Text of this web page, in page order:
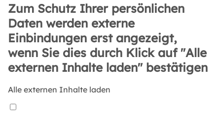
Zum Schutz Ihrer persönlichen
Daten werden externe
Einbindungen erst angezeigt,
wenn Sie dies durch Klick auf "Alle
externen Inhalte laden" bestätigen
Alle externen Inhalte laden